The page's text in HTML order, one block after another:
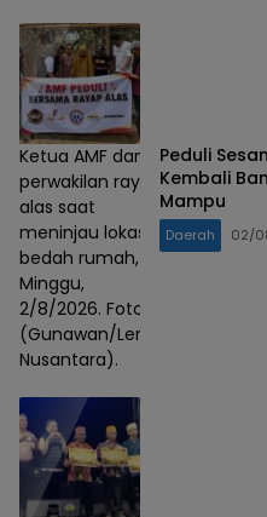
Ketua AMF dan
perwakilan rayap
alas saat
meninjau lokasi
bedah rumah,
Minggu,
2/8/2026. Foto :
(Gunawan/Lensa
Nusantara).
Peduli
Kembali
Mampu
Daerah 02/